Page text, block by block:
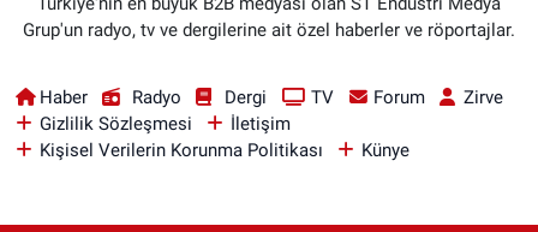
Grup'un radyo, tv ve dergilerine ait özel haberler ve röportajlar.
Haber Radyo Dergi TV Forum
Zirve
Gizlilik Sözleşmesi
İletişim
Kişisel Verilerin Korunma Politikası
Künye